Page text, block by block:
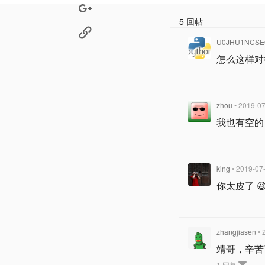
5 回帖
怎么这样
zhou • 2019-
我也有空
king • 2019-
你太皮了
zhangjiasen •
靖哥，辛